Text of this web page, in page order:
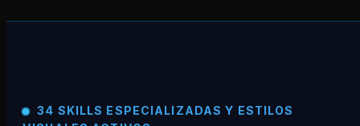
34 SKILLS ESPECIALIZADAS Y ESTILOS